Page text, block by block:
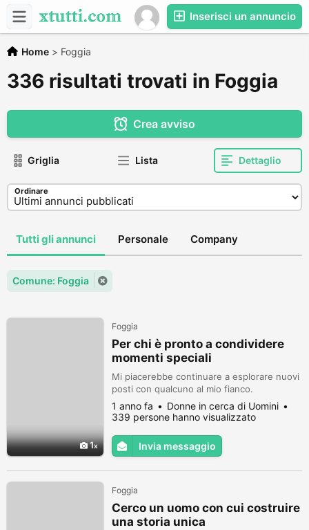
Inserisci un annuncio
Home > Foggia
336 risultati trovati in Foggia
Crea avviso
Griglia Lista Dettaglio
Ordinare
Tutti gli annunci Personale Company
Comune: Foggia
1
Foggia
Per chi è pronto a condividere
momenti speciali
Mi piacerebbe continuare a esplorare nuovi
posti con qualcuno al mio fianco.
1 anno fa
Donne in cerca di Uomini
339 persone hanno visualizzato
Invia messaggio
Foggia
Cerco un uomo con cui costruire
una storia unica